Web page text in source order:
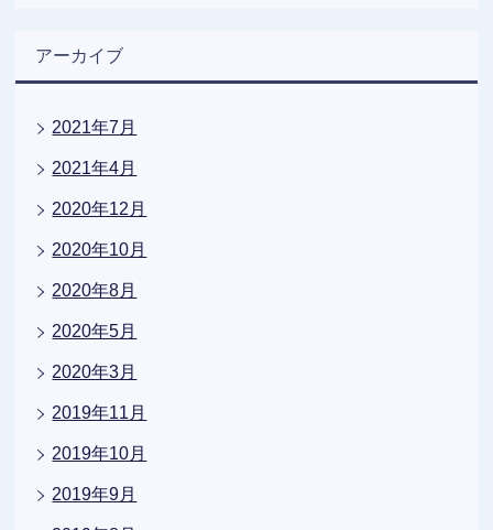
アーカイブ
2021年7月
2021年4月
2020年12月
2020年10月
2020年8月
2020年5月
2020年3月
2019年11月
2019年10月
2019年9月